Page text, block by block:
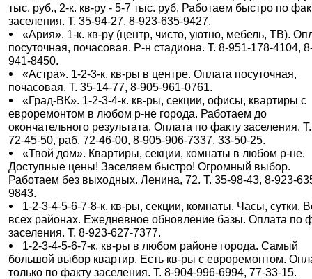
тыс. руб., 2-к. кв-ру - 5-7 тыс. руб. Работаем быстро по
заселения. Т. 35-94-27, 8-923-635-9427.
«Ария». 1-к. кв-ру (центр, чисто, уютно, мебель, ТВ).
посуточная, почасовая. Р-н стадиона. Т. 8-951-178-4104,
941-8450.
«Астра». 1-2-3-к. кв-ры в центре. Оплата посуточная,
почасовая. Т. 35-14-77, 8-905-961-0761.
«Град-ВК». 1-2-3-4-к. кв-ры, секции, офисы, квартиры с
евроремонтом в любом р-не города. Работаем до
окончательного результата. Оплата по факту заселения.
72-45-50, раб. 72-46-00, 8-905-906-7337, 33-50-25.
«Твой дом». Квартиры, секции, комнаты в любом р-не.
Доступные цены! Заселяем быстро! Огромный выбор.
Работаем без выходных. Ленина, 72. Т. 35-98-43, 8-923-
9843.
1-2-3-4-5-6-7-8-к. кв-ры, секции, комнаты. Часы, сутки.
всех районах. Ежедневное обновление базы. Оплата по
заселения. Т. 8-923-627-7377.
1-2-3-4-5-6-7-к. кв-ры в любом районе города. Самый
большой выбор квартир. Есть кв-ры с евроремонтом.
только по факту заселения. Т. 8-904-996-6994, 77-33-15.